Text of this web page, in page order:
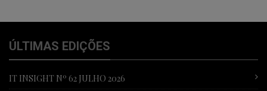
ÚLTIMAS EDIÇÕES
IT INSIGHT Nº 62 JULHO 2026